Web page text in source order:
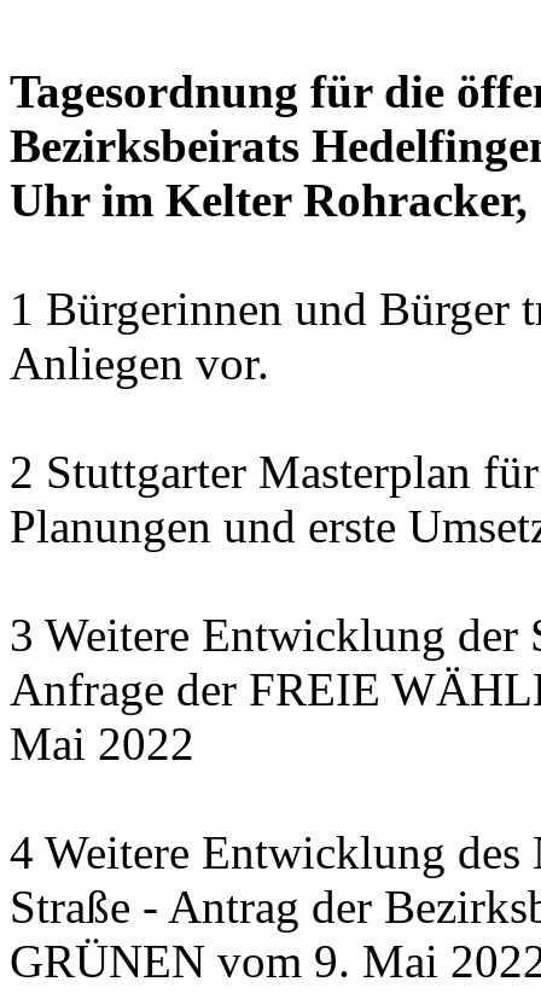
Tagesordnung für die
Bezirksbeirats
Uhr im Kelter Rohracker,
1 Bürgerinnen und Bürger
Anliegen vor.
2 Stuttgarter Masterplan
Planungen und erste
3 Weitere Entwicklung der
Anfrage der FREIE
Mai 2022
4 Weitere Entwicklung
Straße - Antrag der
GRÜNEN vom 9. Mai